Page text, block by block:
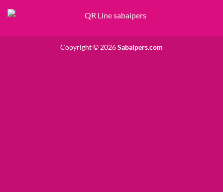
Copyright © 2026Sabaipers.com